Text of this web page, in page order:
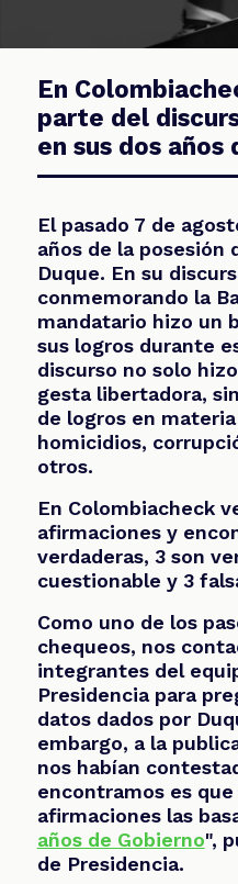
En
parte del
en sus dos años
El pasado 7 de
años de la posesión
Duque. En su
conmemorando la
mandatario hizo un
sus logros durante
discurso no solo
gesta libertadora,
de logros en
homicidios,
otros.
En Colombiacheck
afirmaciones y
verdaderas, 3 son
cuestionable y 3
Como uno de los
chequeos, nos
integrantes del
Presidencia para
datos dados por
embargo, a la
nos habían
encontramos es que
afirmaciones las
años de Gobierno",
de Presidencia.